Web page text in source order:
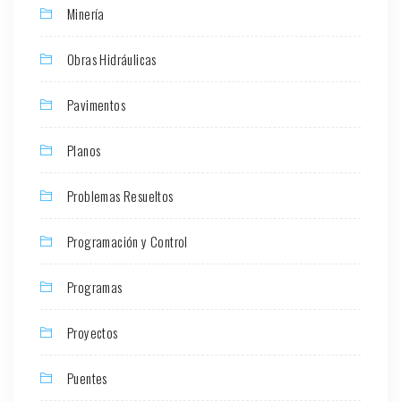
Minería
Obras Hidráulicas
Pavimentos
Planos
Problemas Resueltos
Programación y Control
Programas
Proyectos
Puentes